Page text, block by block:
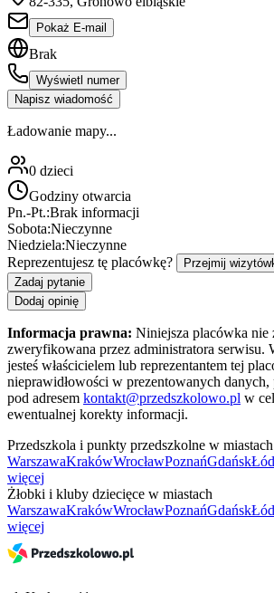
Pokaż E-mail
Brak
Wyświetl numer
Napisz wiadomość
Ładowanie mapy...
0 dzieci
Godziny otwarcia
Pn.-Pt.:Brak informacji
Sobota:Nieczynne
Niedziela:Nieczynne
Reprezentujesz tę placówkę?
Przejmij
Zadaj pytanie
Dodaj opinię
Informacja prawna: Niniejsza placówka nie
zweryfikowana przez administratora serwisu.
jesteś właścicielem lub reprezentantem tej
nieprawidłowości w prezentowanych
pod adresem kontakt@przedszkolowo.pl w
ewentualnej korekty informacji.
Przedszkola i punkty przedszkolne w miastach
WarszawaKrakówWrocławPoznańGdańsk
więcej
Żłobki i kluby dziecięce w miastach
WarszawaKrakówWrocławPoznańGdańsk
więcej